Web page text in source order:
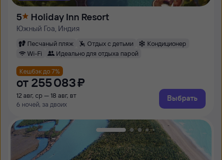
5 Holiday Inn Resort
Южный Гоа, Индия
Песчаный пляж Отдых с детьми
Кондиционер
Wi-Fi
Идеально для отдыха парой
Кешбэк до 7%
от 255 ⁠083 ⁠₽
12 авг, ср — 18 авг, вт
6 ночей, за двоих
Выбрать